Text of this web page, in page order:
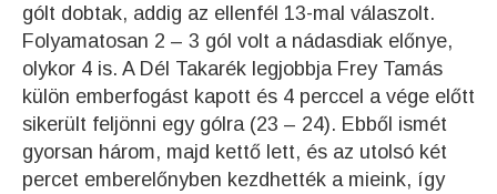
gólt dobtak, addig az ellenfél 13-mal válaszolt.
Folyamatosan 2 – 3 gól volt a nádasdiak előnye,
olykor 4 is. A Dél Takarék legjobbja Frey Tamás
külön emberfogást kapott és 4 perccel a vége előtt
sikerült feljönni egy gólra (23 – 24). Ebből ismét
gyorsan három, majd kettő lett, és az utolsó két
percet emberelőnyben kezdhették a mieink, így